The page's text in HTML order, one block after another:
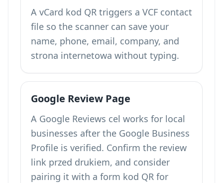
A vCard kod QR triggers a VCF contact
file so the scanner can save your
name, phone, email, company, and
strona internetowa without typing.
Google Review Page
A Google Reviews cel works for local
businesses after the Google Business
Profile is verified. Confirm the review
link przed drukiem, and consider
pairing it with a form kod QR for